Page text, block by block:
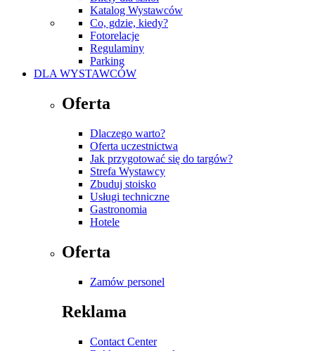
Katalog Wystawców
Co, gdzie, kiedy?
Fotorelacje
Regulaminy
Parking
DLA WYSTAWCÓW
Oferta
Dlaczego warto?
Oferta uczestnictwa
Jak przygotować się do targów?
Strefa Wystawcy
Zbuduj stoisko
Usługi techniczne
Gastronomia
Hotele
Oferta
Zamów personel
Reklama
Contact Center